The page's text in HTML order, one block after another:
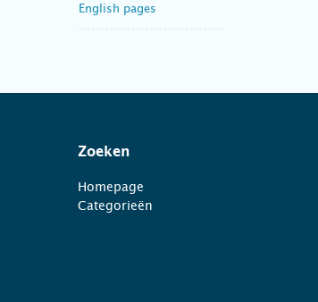
English pages
Zoeken
Homepage
Categorieën